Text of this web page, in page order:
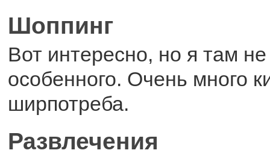
Шоппинг
Вот интересно, но я там
особенного. Очень много
ширпотреба.
Развлечения